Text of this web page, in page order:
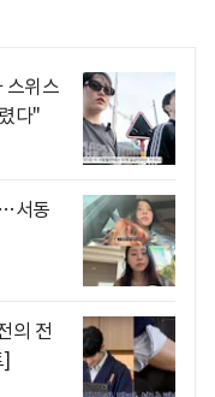
스위스
다"
서동
의 전